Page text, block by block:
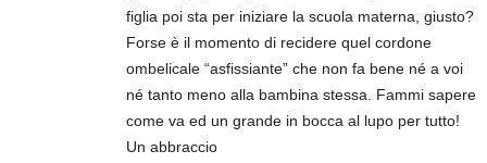
figlia poi sta per iniziare la scuola materna, giusto?
Forse è il momento di recidere quel cordone
ombelicale “asfissiante” che non fa bene né a voi
né tanto meno alla bambina stessa. Fammi sapere
come va ed un grande in bocca al lupo per tutto!
Un abbraccio